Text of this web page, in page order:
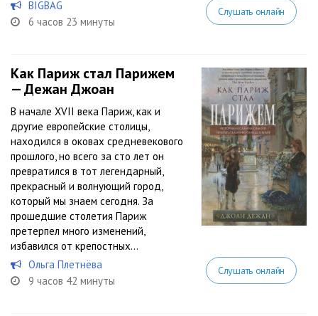
BIGBAG
6 часов 23 минуты
Слушать онлайн
Как Париж стал Парижем
— Дежан Джоан
В начале XVII века Париж, как и
другие европейские столицы,
находился в оковах средневекового
прошлого, но всего за сто лет он
превратился в тот легендарный,
прекрасный и волнующий город,
который мы знаем сегодня. За
прошедшие столетия Париж
претерпел много изменений,
избавился от крепостных...
Ольга Плетнёва
9 часов 42 минуты
Слушать онлайн